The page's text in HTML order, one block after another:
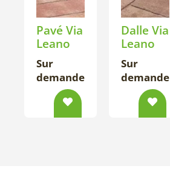
Pavé Via
Leano
Sur
demande
Dalle Via
Leano
Sur
demande